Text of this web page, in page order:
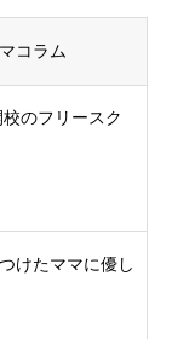
コラム
のフリースク
けたママに優し